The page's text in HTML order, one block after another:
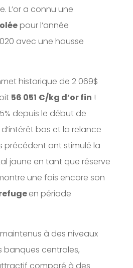
L’or a connu une
pour l’année
avec une hausse
historique de 2 069$
56 051 €/kg d’or fin !
depuis le début de
bas et la relance
précédent ont stimulé la
jaune en tant que réserve
une fois encore son
en période
à des niveaux
banques centrales,